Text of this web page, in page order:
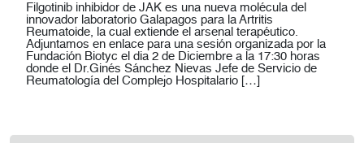
Filgotinib inhibidor de JAK es una nueva molécula del
innovador laboratorio Galapagos para la Artritis
Reumatoide, la cual extiende el arsenal terapéutico.
Adjuntamos en enlace para una sesión organizada por la
Fundación Biotyc el dia 2 de Diciembre a la 17:30 horas
donde el Dr.Ginés Sánchez Nievas Jefe de Servicio de
Reumatología del Complejo Hospitalario […]